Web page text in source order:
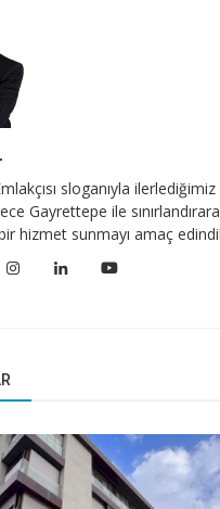
sloganıyla
Gayrettepe ile
hizmet sunmayı amaç